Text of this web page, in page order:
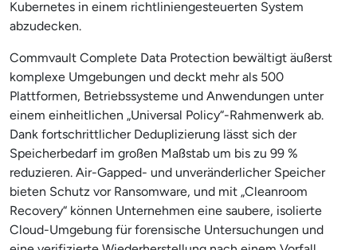
Kubernetes in einem richtliniengesteuerten System
abzudecken.
Commvault Complete Data Protection bewältigt äußerst
komplexe Umgebungen und deckt mehr als 500
Plattformen, Betriebssysteme und Anwendungen unter
einem einheitlichen „Universal Policy“-Rahmenwerk ab.
Dank fortschrittlicher Deduplizierung lässt sich der
Speicherbedarf im großen Maßstab um bis zu 99 %
reduzieren. Air-Gapped- und unveränderlicher Speicher
bieten Schutz vor Ransomware, und mit „Cleanroom
Recovery“ können Unternehmen eine saubere, isolierte
Cloud-Umgebung für forensische Untersuchungen und